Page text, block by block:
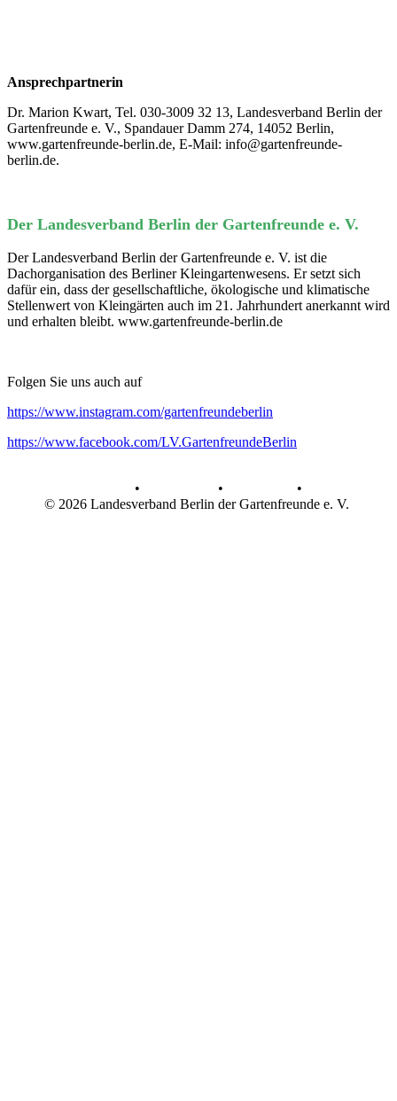
Ansprechpartnerin
Dr. Marion Kwart, Tel. 030-3009 32 13, Landesverband Berlin der
Gartenfreunde e. V., Spandauer Damm 274, 14052 Berlin,
www.gartenfreunde-berlin.de, E-Mail: info@gartenfreunde-
berlin.de.
Der Landesverband Berlin der Gartenfreunde e. V.
Der Landesverband Berlin der Gartenfreunde e. V. ist die
Dachorganisation des Berliner Kleingartenwesens. Er setzt sich
dafür ein, dass der gesellschaftliche, ökologische und klimatische
Stellenwert von Kleingärten auch im 21. Jahrhundert anerkannt wird
und erhalten bleibt. www.gartenfreunde-berlin.de
Folgen Sie uns auch auf
https://www.instagram.com/gartenfreundeberlin
https://www.facebook.com/LV.GartenfreundeBerlin
• •
•
© 2026 Landesverband Berlin der Gartenfreunde e. V.